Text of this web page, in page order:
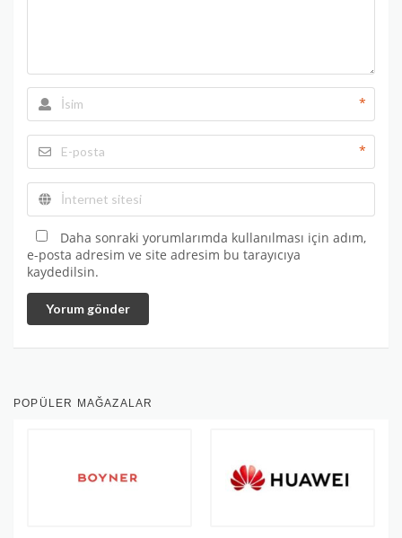
*
*
Daha sonraki yorumlarımda kullanılması için adım,
e-posta adresim ve site adresim bu tarayıcıya
kaydedilsin.
Yorum gönder
POPÜLER MAĞAZALAR